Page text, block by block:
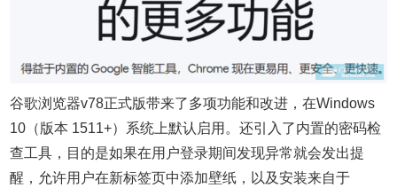
谷歌浏览器v78正式版带来了多项功能和改进，在Windows
10（版本 1511+）系统上默认启用。还引入了内置的密码检
查工具，目的是如果在用户登录期间发现异常就会发出提
醒，允许用户在新标签页中添加壁纸，以及安装来自于